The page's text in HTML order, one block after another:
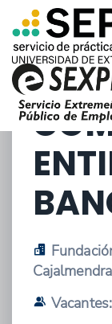
09/01/2026 -
EMPRESAS